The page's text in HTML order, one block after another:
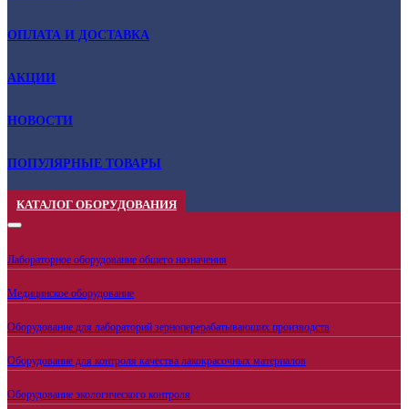
ОПЛАТА И ДОСТАВКА
АКЦИИ
НОВОСТИ
ПОПУЛЯРНЫЕ ТОВАРЫ
КАТАЛОГ ОБОРУДОВАНИЯ
Лабораторное оборудование общего назначения
Медицинское оборудование
Оборудование для лабораторий зерноперерабатывающих производств
Оборудование для контроля качества лакокрасочных материалов
Оборудование экологического контроля